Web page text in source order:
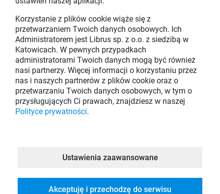
Akademia Librus
e-Sekretariat
e-Świadectwa
indywidualni.pl
e-Biblioteka
Wszystkie artykuły
librus.pl
Nowoczesny Dyrektor
O nas
Biuro prasowe
Partnerzy
Kariera
Kontakt
Regulamin Synergia
Korzystanie z plików cookie wiąże się z
przetwarzaniem Twoich danych osobowych. Ich
Administratorem jest Librus sp. z o.o. z siedzibą w
Katowicach. W pewnych przypadkach
administratorami Twoich danych mogą być również
nasi partnerzy. Więcej informacji o korzystaniu przez
nas i naszych partnerów z plików cookie oraz o
przetwarzaniu Twoich danych osobowych, w tym o
przysługujących Ci prawach, znajdziesz w naszej
Polityce prywatności.
Ustawienia zaawansowane
Akceptuję i przechodzę do serwisu